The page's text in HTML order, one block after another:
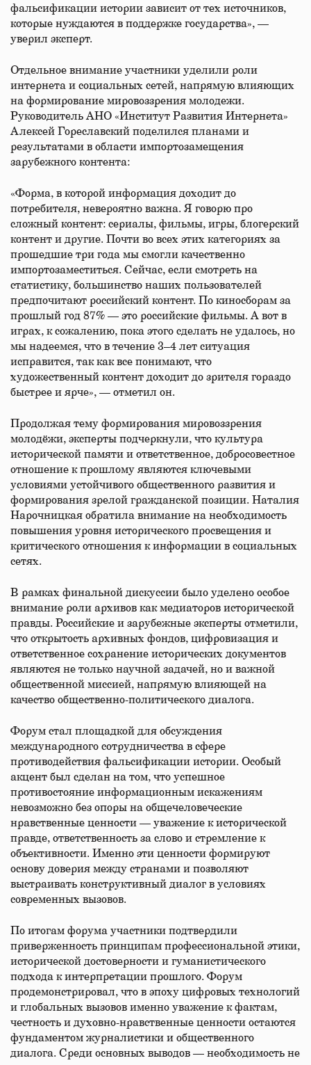
фальсификации истории зависит от тех источников,
которые нуждаются в поддержке государства», —
уверил эксперт.
Отдельное внимание участники уделили роли
интернета и социальных сетей, напрямую влияющих
на формирование мировоззрения молодежи.
Руководитель АНО «Институт Развития Интернета»
Алексей Гореславский поделился планами и
результатами в области импортозамещения
зарубежного контента:
«Форма, в которой информация доходит до
потребителя, невероятно важна. Я говорю про
сложный контент: сериалы, фильмы, игры, блогерский
контент и другие. Почти во всех этих категориях за
прошедшие три года мы смогли качественно
импортозаместиться. Сейчас, если смотреть на
статистику, большинство наших пользователей
предпочитают российский контент. По киносборам за
прошлый год 87% — это российские фильмы. А вот в
играх, к сожалению, пока этого сделать не удалось, но
мы надеемся, что в течение 3–4 лет ситуация
исправится, так как все понимают, что
художественный контент доходит до зрителя гораздо
быстрее и ярче», — отметил он.
Продолжая тему формирования мировоззрения
молодёжи, эксперты подчеркнули, что культура
исторической памяти и ответственное, добросовестное
отношение к прошлому являются ключевыми
условиями устойчивого общественного развития и
формирования зрелой гражданской позиции. Наталия
Нарочницкая обратила внимание на необходимость
повышения уровня исторического просвещения и
критического отношения к информации в социальных
сетях.
В рамках финальной дискуссии было уделено особое
внимание роли архивов как медиаторов исторической
правды. Российские и зарубежные эксперты отметили,
что открытость архивных фондов, цифровизация и
ответственное сохранение исторических документов
являются не только научной задачей, но и важной
общественной миссией, напрямую влияющей на
качество общественно-политического диалога.
Форум стал площадкой для обсуждения
международного сотрудничества в сфере
противодействия фальсификации истории. Особый
акцент был сделан на том, что успешное
противостояние информационным искажениям
невозможно без опоры на общечеловеческие
нравственные ценности — уважение к исторической
правде, ответственность за слово и стремление к
объективности. Именно эти ценности формируют
основу доверия между странами и позволяют
выстраивать конструктивный диалог в условиях
современных вызовов.
По итогам форума участники подтвердили
приверженность принципам профессиональной этики,
исторической достоверности и гуманистического
подхода к интерпретации прошлого. Форум
продемонстрировал, что в эпоху цифровых технологий
и глобальных вызовов именно уважение к фактам,
честность и духовно-нравственные ценности остаются
фундаментом журналистики и общественного
диалога. Среди основных выводов — необходимость не